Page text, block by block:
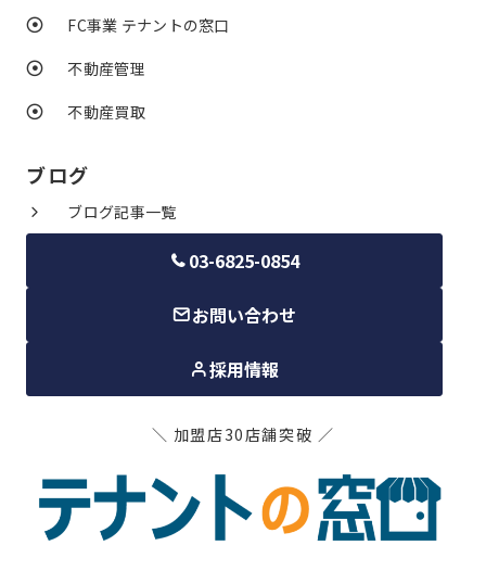
FC事業 テナントの窓口
不動産管理
不動産買取
ブログ
ブログ記事一覧
03-6825-0854
お問い合わせ
採用情報
＼ 加盟店30店舗突破 ／